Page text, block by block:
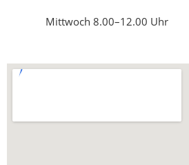
Mittwoch 8.00–12.00 Uhr